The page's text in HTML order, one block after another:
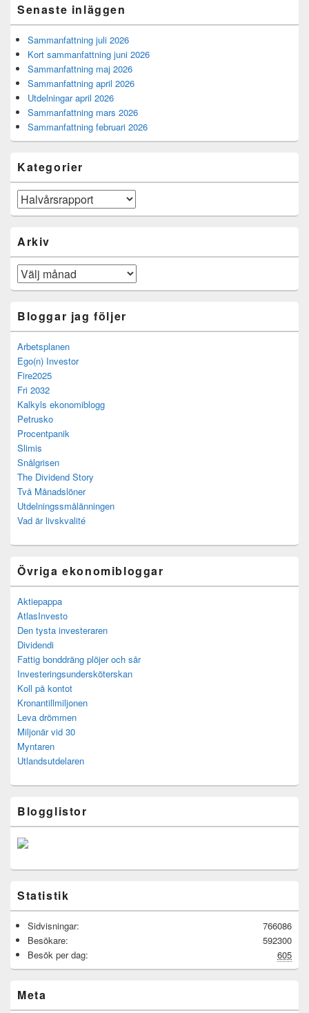
Senaste inläggen
Sammanfattning juli 2026
Kort sammanfattning juni 2026
Sammanfattning maj 2026
Sammanfattning april 2026
Utdelningar april 2026
Sammanfattning mars 2026
Sammanfattning februari 2026
Kategorier
Kategorier
Arkiv
Arkiv
Bloggar jag följer
Arbetsplanen
Ego(n) Investor
Fire2025
Fri 2032
Kalkyls ekonomiblogg
Petrusko
Procentpanik
Slimis
Snålgrisen
The Dividend Story
Två Månadslöner
Utdelningssmålänningen
Vad är livskvalité
Övriga ekonomibloggar
Aktiepappa
AtlasInvesto
Den tysta investeraren
Dividendi
Fattig bonddräng plöjer och sår
Investeringsundersköterskan
Koll på kontot
Kronantillmiljonen
Leva drömmen
Miljonär vid 30
Myntaren
Utlandsutdelaren
Blogglistor
Statistik
766086
Sidvisningar:
592300
Besökare:
605
Besök per dag:
Meta